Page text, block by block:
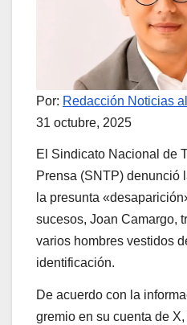
Por: Redacción Noticias
31 octubre, 2025
El Sindicato Nacional de
Prensa (SNTP) denunció
la presunta
sucesos, Joan Camargo,
varios hombres vestidos
identificación.
De acuerdo con la
gremio en su cuenta de